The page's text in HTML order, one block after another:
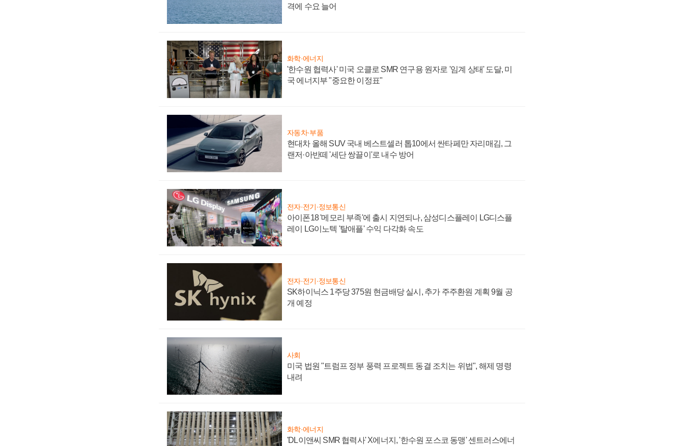
격에 수요 늘어
화학·에너지
'한수원 협력사' 미국 오클로 SMR 연구용 원자로 '임계 상태' 도달, 미
국 에너지부 "중요한 이정표"
자동차·부품
현대차 올해 SUV 국내 베스트셀러 톱10에서 싼타페만 자리매김, 그
랜저·아반떼 '세단 쌍끌이'로 내수 방어
전자·전기·정보통신
아이폰18 '메모리 부족'에 출시 지연되나, 삼성디스플레이 LG디스플
레이 LG이노텍 '탈애플' 수익 다각화 속도
전자·전기·정보통신
SK하이닉스 1주당 375원 현금배당 실시, 추가 주주환원 계획 9월 공
개 예정
사회
미국 법원 "트럼프 정부 풍력 프로젝트 동결 조치는 위법", 해제 명령
내려
화학·에너지
'DL이앤씨 SMR 협력사' X에너지, '한수원 포스코 동맹' 센트러스에너